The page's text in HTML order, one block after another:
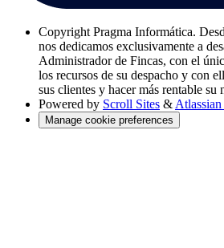
Copyright Pragma Informática.
nos dedicamos exclusivamente a
Administrador de Fincas, con el
los recursos de su despacho y con
sus clientes y hacer más rentable su
Powered by Scroll Sites &
Manage cookie preferences